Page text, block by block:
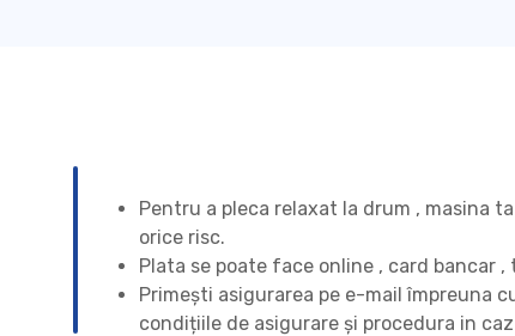
Pentru a pleca relaxat la drum , masina
orice risc.
Plata se poate face online , card bancar
Primești asigurarea pe e-mail împreuna
condițiile de asigurare și procedura in